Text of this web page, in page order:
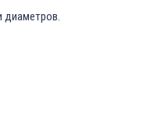
диаметров.